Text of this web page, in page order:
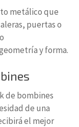
metálico que
puertas o
y forma.
de bombines
de una
el mejor